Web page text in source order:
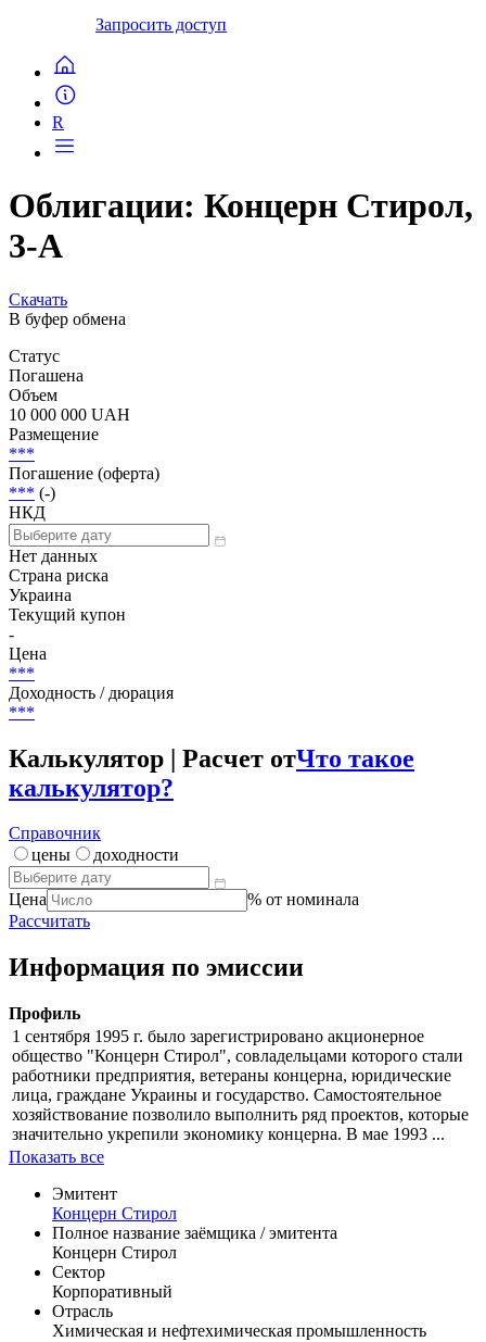
Запросить доступ
R
Облигации: Концерн Стирол,
3-А
Скачать
В буфер обмена
Статус
Погашена
Объем
10 000 000 UAH
Размещение
***
Погашение (оферта)
*** (-)
НКД
Нет данных
Страна риска
Украина
Текущий купон
-
Цена
***
Доходность / дюрация
***
Калькулятор | Расчет отЧто такое
калькулятор?
Справочник
цены
доходности
Цена
% от номинала
Рассчитать
Информация по эмиссии
Профиль
1 сентября 1995 г. было зарегистрировано акционерное
общество "Концерн Стирол", совладельцами которого стали
работники предприятия, ветераны концерна, юридические
лица, граждане Украины и государство. Самостоятельное
хозяйствование позволило выполнить ряд проектов, которые
значительно укрепили экономику концерна. В мае 1993 ...
Показать все
Эмитент
Концерн Стирол
Полное название заёмщика / эмитента
Концерн Стирол
Сектор
Корпоративный
Отрасль
Химическая и нефтехимическая промышленность